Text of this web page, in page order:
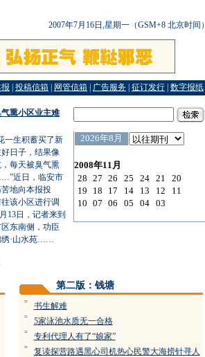
2007年7月16日,星期一（GSM+8 北京时间）
投稿信箱 网管信箱 广告服务 征订发行 数字报纸
熏小区业主难
生积蓄买了新
日子，结果像
每天被臭气熏
近日，临安市
地向本报投
该小区进行调
日，记者来到
东南侧，功臣
绣·山水苑……
第二版：钱塘
= 书生解难
= 5家泳池水质无一合格
= 专利代理人有了“娘家”
= 复读探营路遇黑心司机热心民警大海捞针寻人